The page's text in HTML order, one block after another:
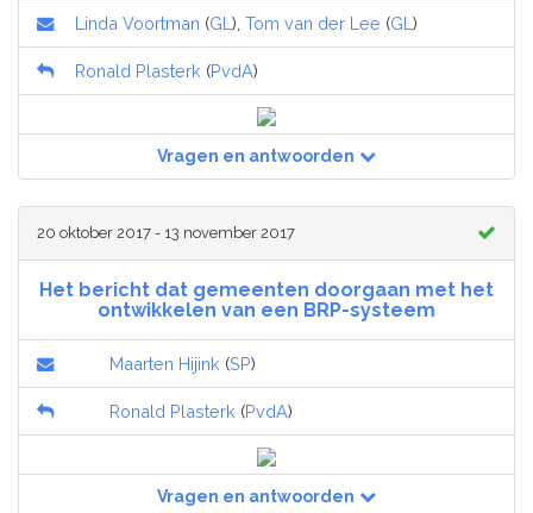
Linda Voortman (GL ), Tom van der Lee (GL )
Ronald Plasterk (PvdA)
Vragen en antwoorden
20 oktober 2017 - 13 november 2017
Het bericht dat gemeenten doorgaan met het
ontwikkelen van een BRP-systeem
Maarten Hijink (SP)
Ronald Plasterk (PvdA)
Vragen en antwoorden